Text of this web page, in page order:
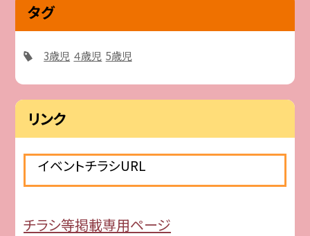
タグ
3歳児 ４歳児 5歳児
リンク
イベントチラシURL
チラシ等掲載専用ページ